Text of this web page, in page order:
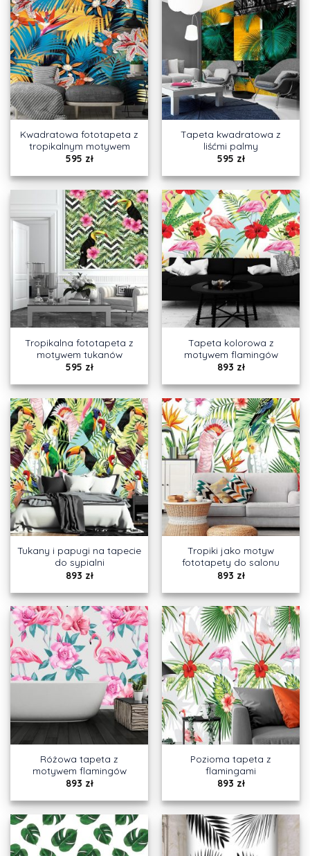
Kwadratowa fototapeta z
tropikalnym motywem
595 zł
Tapeta kwadratowa z
liśćmi palmy
595 zł
Tropikalna fototapeta z
motywem tukanów
595 zł
Tapeta kolorowa z
motywem flamingów
893 zł
Tukany i papugi na tapecie
do sypialni
893 zł
Tropiki jako motyw
fototapety do salonu
893 zł
Różowa tapeta z
motywem flamingów
893 zł
Pozioma tapeta z
flamingami
893 zł